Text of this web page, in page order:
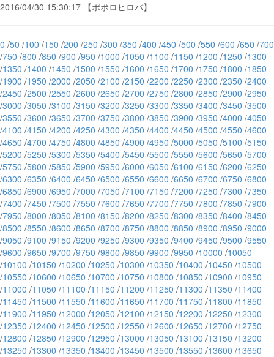
2016/04/30 15:30:17 【ポポロヒロバ】
0 /50 /100 /150 /200 /250 /300 /350 /400 /450 /500 /550 /600 /650 /700
/750 /800 /850 /900 /950 /1000 /1050 /1100 /1150 /1200 /1250 /1300
/1350 /1400 /1450 /1500 /1550 /1600 /1650 /1700 /1750 /1800 /1850
/1900 /1950 /2000 /2050 /2100 /2150 /2200 /2250 /2300 /2350 /2400
/2450 /2500 /2550 /2600 /2650 /2700 /2750 /2800 /2850 /2900 /2950
/3000 /3050 /3100 /3150 /3200 /3250 /3300 /3350 /3400 /3450 /3500
/3550 /3600 /3650 /3700 /3750 /3800 /3850 /3900 /3950 /4000 /4050
/4100 /4150 /4200 /4250 /4300 /4350 /4400 /4450 /4500 /4550 /4600
/4650 /4700 /4750 /4800 /4850 /4900 /4950 /5000 /5050 /5100 /5150
/5200 /5250 /5300 /5350 /5400 /5450 /5500 /5550 /5600 /5650 /5700
/5750 /5800 /5850 /5900 /5950 /6000 /6050 /6100 /6150 /6200 /6250
/6300 /6350 /6400 /6450 /6500 /6550 /6600 /6650 /6700 /6750 /6800
/6850 /6900 /6950 /7000 /7050 /7100 /7150 /7200 /7250 /7300 /7350
/7400 /7450 /7500 /7550 /7600 /7650 /7700 /7750 /7800 /7850 /7900
/7950 /8000 /8050 /8100 /8150 /8200 /8250 /8300 /8350 /8400 /8450
/8500 /8550 /8600 /8650 /8700 /8750 /8800 /8850 /8900 /8950 /9000
/9050 /9100 /9150 /9200 /9250 /9300 /9350 /9400 /9450 /9500 /9550
/9600 /9650 /9700 /9750 /9800 /9850 /9900 /9950 /10000 /10050
/10100 /10150 /10200 /10250 /10300 /10350 /10400 /10450 /10500
/10550 /10600 /10650 /10700 /10750 /10800 /10850 /10900 /10950
/11000 /11050 /11100 /11150 /11200 /11250 /11300 /11350 /11400
/11450 /11500 /11550 /11600 /11650 /11700 /11750 /11800 /11850
/11900 /11950 /12000 /12050 /12100 /12150 /12200 /12250 /12300
/12350 /12400 /12450 /12500 /12550 /12600 /12650 /12700 /12750
/12800 /12850 /12900 /12950 /13000 /13050 /13100 /13150 /13200
/13250 /13300 /13350 /13400 /13450 /13500 /13550 /13600 /13650